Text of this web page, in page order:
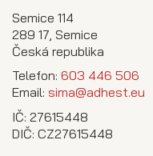
Semice 114
289 17, Semice
Česká republika
Telefon: 603 446 506
Email: sima@adhest.eu
IČ: 27615448
DIČ: CZ27615448